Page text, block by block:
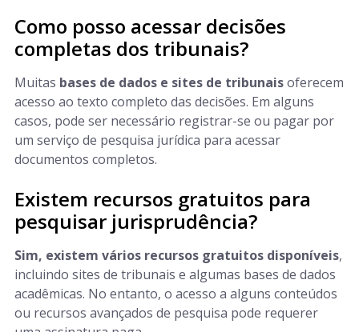
Como posso acessar decisões
completas dos tribunais?
Muitas bases de dados e sites de tribunaisoferecem
acesso ao texto completo das decisões. Em alguns
casos, pode ser necessário registrar-se ou pagar por
um serviço de pesquisa jurídica para acessar
documentos completos.
Existem recursos gratuitos para
pesquisar jurisprudência?
Sim, existem vários recursos gratuitos disponíveis,
incluindo sites de tribunais e algumas bases de dados
acadêmicas. No entanto, o acesso a alguns conteúdos
ou recursos avançados de pesquisa pode requerer